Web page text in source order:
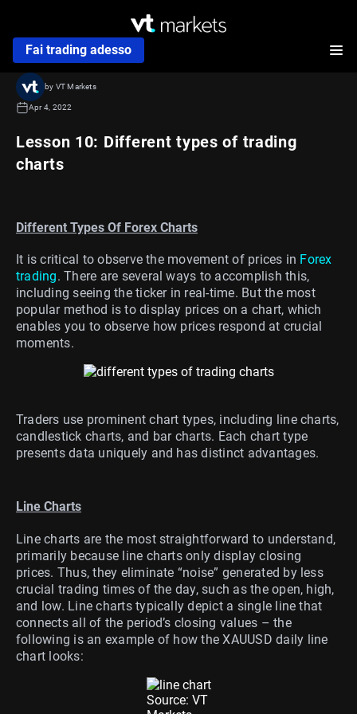
Fai trading adesso
Lesson 10: Different types of trading
charts
by VT Markets
Apr 4, 2022
Different Types Of Forex Charts
It is critical to observe the movement of prices in Forex
trading. There are several ways to accomplish this,
including seeing the ticker in real-time. But the most
popular method is to display prices on a chart, which
enables you to observe how prices respond at crucial
moments.
Traders use prominent chart types, including line charts,
candlestick charts, and bar charts. Each chart type
presents data uniquely and has distinct advantages.
Line Charts
Line charts are the most straightforward to understand,
primarily because line charts only display closing
prices. Thus, they eliminate “noise” generated by less
crucial trading times of the day, such as the open, high,
and low. Line charts typically depict a single line that
connects all of the period’s closing values – the
following is an example of how the XAUUSD daily line
chart looks:
Source: VT